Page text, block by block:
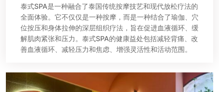
泰式SPA是一种融合了泰国传统按摩技艺和现代放松疗法的
全面体验。它不仅仅是一种按摩，而是一种结合了瑜伽、穴
位按压和身体拉伸的深层组织疗法，旨在促进血液循环、缓
解肌肉紧张和压力。泰式SPA的健康益处包括减轻背痛、改
善血液循环、减轻压力和焦虑、增强灵活性和活动范围。